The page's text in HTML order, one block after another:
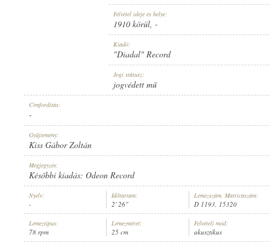
LEMEZSZÁM:
Felvétel ideje és helye:
1910 körül, -
Kiadó:
"Diadal" Record
Jogi státusz:
jogvédett mű
Címfordítás:
-
Gyűjtemény:
Kiss Gábor Zoltán
Megjegyzés:
Későbbi kiadás: Odeon Record
Nyelv:
-
Időtartam:
2' 26"
Lemezszám, Matricaszám:
D 1193, 15320
Lemeztípus:
78 rpm
Lemezméret:
25 cm
Felvételi mód:
akusztikus